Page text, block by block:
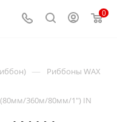
0
— Риббоны WAX
(80мм/360м/80мм/1") IN